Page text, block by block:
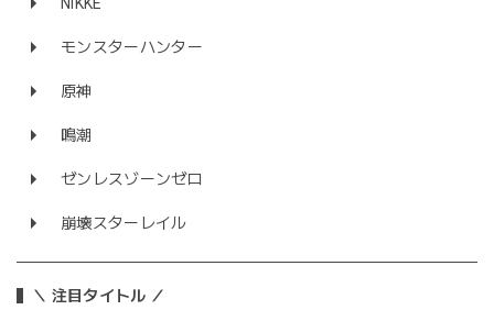
モンスターハンター
原神
鳴潮
ゼンレスゾーンゼロ
崩壊スターレイル
＼ 注目タイトル ／